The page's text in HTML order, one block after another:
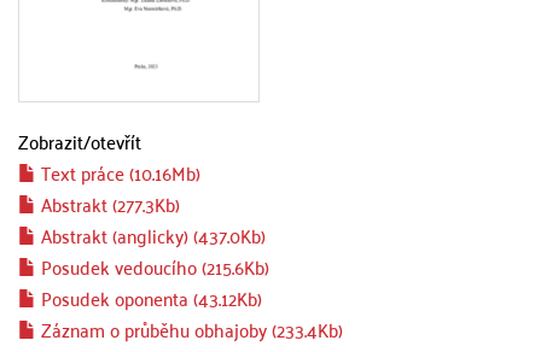
Zobrazit/otevřít
Text práce (10.16Mb)
Abstrakt (277.3Kb)
Abstrakt (anglicky) (437.0Kb)
Posudek vedoucího (215.6Kb)
Posudek oponenta (43.12Kb)
Záznam o průběhu obhajoby (233.4Kb)